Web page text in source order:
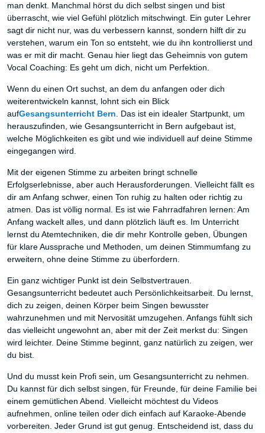
man denkt. Manchmal hörst du dich selbst singen und bist
überrascht, wie viel Gefühl plötzlich mitschwingt. Ein guter Lehrer
sagt dir nicht nur, was du verbessern kannst, sondern hilft dir zu
verstehen, warum ein Ton so entsteht, wie du ihn kontrollierst und
was er mit dir macht. Genau hier liegt das Geheimnis von gutem
Vocal Coaching: Es geht um dich, nicht um Perfektion.
Wenn du einen Ort suchst, an dem du anfangen oder dich
weiterentwickeln kannst, lohnt sich ein Blick
aufGesangsunterricht Bern. Das ist ein idealer Startpunkt, um
herauszufinden, wie Gesangsunterricht in Bern aufgebaut ist,
welche Möglichkeiten es gibt und wie individuell auf deine Stimme
eingegangen wird.
Mit der eigenen Stimme zu arbeiten bringt schnelle
Erfolgserlebnisse, aber auch Herausforderungen. Vielleicht fällt es
dir am Anfang schwer, einen Ton ruhig zu halten oder richtig zu
atmen. Das ist völlig normal. Es ist wie Fahrradfahren lernen: Am
Anfang wackelt alles, und dann plötzlich läuft es. Im Unterricht
lernst du Atemtechniken, die dir mehr Kontrolle geben, Übungen
für klare Aussprache und Methoden, um deinen Stimmumfang zu
erweitern, ohne deine Stimme zu überfordern.
Ein ganz wichtiger Punkt ist dein Selbstvertrauen.
Gesangsunterricht bedeutet auch Persönlichkeitsarbeit. Du lernst,
dich zu zeigen, deinen Körper beim Singen bewusster
wahrzunehmen und mit Nervosität umzugehen. Anfangs fühlt sich
das vielleicht ungewohnt an, aber mit der Zeit merkst du: Singen
wird leichter. Deine Stimme beginnt, ganz natürlich zu zeigen, wer
du bist.
Und du musst kein Profi sein, um Gesangsunterricht zu nehmen.
Du kannst für dich selbst singen, für Freunde, für deine Familie bei
einem gemütlichen Abend. Vielleicht möchtest du Videos
aufnehmen, online teilen oder dich einfach auf Karaoke-Abende
vorbereiten. Jeder Grund ist gut genug. Entscheidend ist, dass du